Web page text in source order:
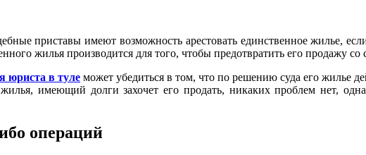
приставы имеют возможность арестовать единственное жилье,
жилья производится для того, чтобы предотвратить его продажу
юриста в туле может убедиться в том, что по решению суда его жилье
имеющий долги захочет его продать, никаких проблем нет,
операций